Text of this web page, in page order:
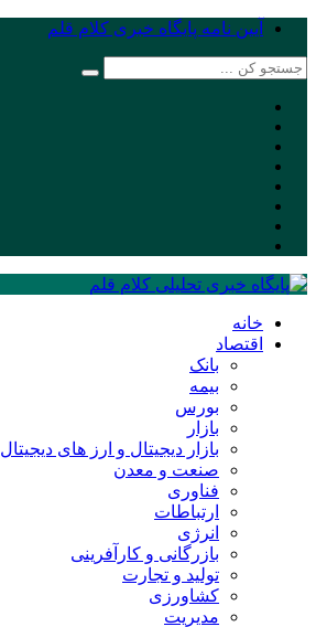
آیین نامه پایگاه خبری کلام قلم
خانه
اقتصاد
بانک
بیمه
بورس
بازار
بازار دیجیتال و ارز های دیجیتال
صنعت و معدن
فناوری
ارتباطات
انرژی
بازرگانی و کارآفرینی
تولید و تجارت
کشاورزی
مدیریت